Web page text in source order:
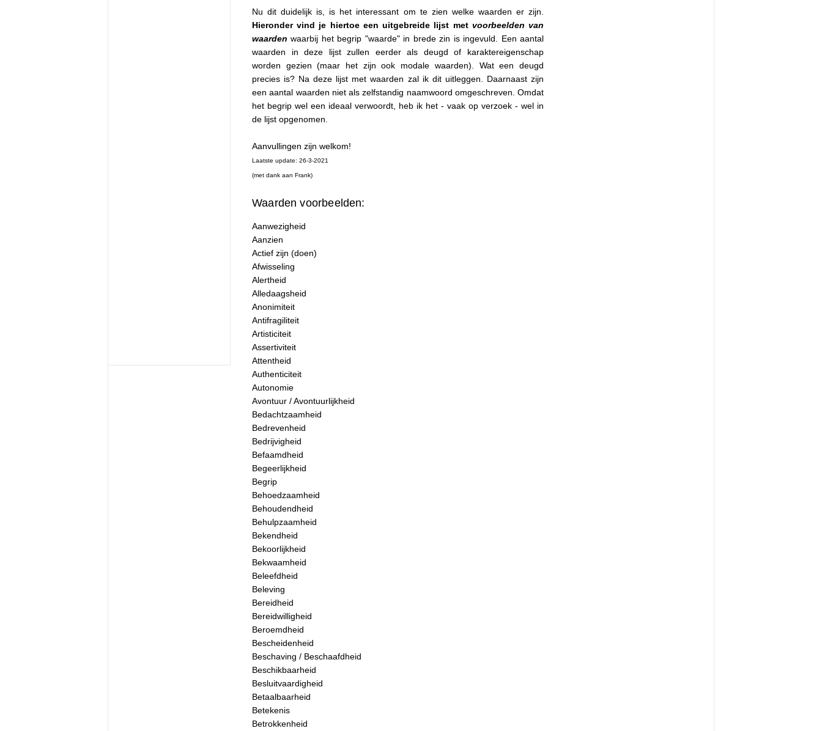
Nu dit duidelijk is, is het interessant om te zien welke waarden er zijn.
Hieronder vind je hiertoe een uitgebreide lijst met voorbeelden van
waarden waarbij het begrip "waarde" in brede zin is ingevuld. Een aantal
waarden in deze lijst zullen eerder als deugd of karaktereigenschap
worden gezien (maar het zijn ook modale waarden). Wat een deugd
precies is? Na deze lijst met waarden zal ik dit uitleggen. Daarnaast zijn
een aantal waarden niet als zelfstandig naamwoord omgeschreven. Omdat
het begrip wel een ideaal verwoordt, heb ik het - vaak op verzoek - wel in
de lijst opgenomen.
Aanvullingen zijn welkom!
Laatste update: 26-3-2021
(met dank aan Frank)
Waarden voorbeelden:
Aanwezigheid
Aanzien
Actief zijn (doen)
Afwisseling
Alertheid
Alledaagsheid
Anonimiteit
Antifragiliteit
Artisticiteit
Assertiviteit
Attentheid
Authenticiteit
Autonomie
Avontuur / Avontuurlijkheid
Bedachtzaamheid
Bedrevenheid
Bedrijvigheid
Befaamdheid
Begeerlijkheid
Begrip
Behoedzaamheid
Behoudendheid
Behulpzaamheid
Bekendheid
Bekoorlijkheid
Bekwaamheid
Beleefdheid
Beleving
Bereidheid
Bereidwilligheid
Beroemdheid
Bescheidenheid
Beschaving / Beschaafdheid
Beschikbaarheid
Besluitvaardigheid
Betaalbaarheid
Betekenis
Betrokkenheid